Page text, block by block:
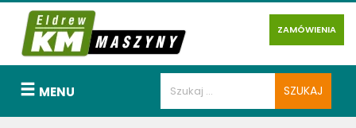
ZAMÓWIENIA
MENU